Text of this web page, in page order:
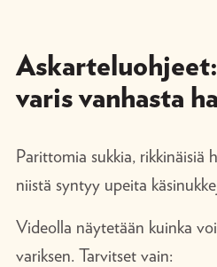
Askarteluohjeet:
varis vanhasta
Parittomia sukkia, rikkinäisiä
niistä syntyy upeita
Videolla näytetään kuinka
variksen. Tarvitset vain: